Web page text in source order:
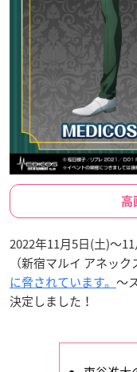
高
2022年11月5日(土)～
（新宿マルイ アネッ
に脅されています。 ～
決定しました！